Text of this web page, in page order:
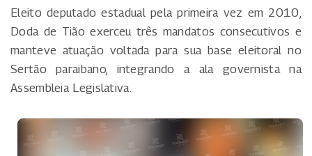
Eleito deputado estadual pela primeira vez em 2010,
Doda de Tião exerceu três mandatos consecutivos e
manteve atuação voltada para sua base eleitoral no
Sertão paraibano, integrando a ala governista na
Assembleia Legislativa.